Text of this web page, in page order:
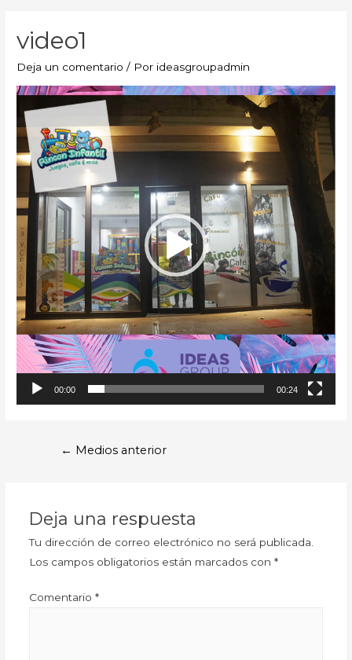
video1
Deja un comentario / Por ideasgroupadmin
Reproductor
de
vídeo
00:00 00:24
← Medios anterior
Deja una respuesta
Tu dirección de correo electrónico no será publicada.
Los campos obligatorios están marcados con *
Comentario *